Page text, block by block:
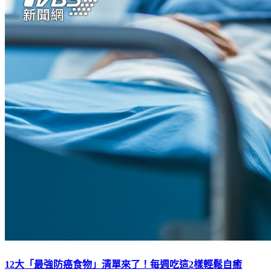
12大「最強防癌食物」清單來了！每週吃這2樣輕鬆自癒